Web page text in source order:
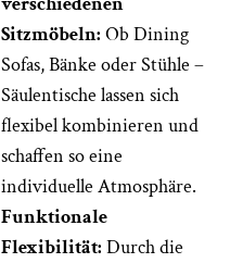
Sitzmöbeln: Ob Dining
Sofas, Bänke oder Stühle –
Säulentische lassen sich
flexibel kombinieren und
schaffen so eine
individuelle Atmosphäre.
Funktionale
Flexibilität: Durch die